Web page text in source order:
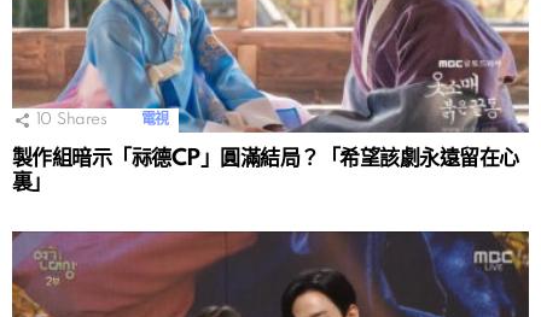
10 Shares 電視
製作組暗示「祘德CP」圓滿結局？「希望該劇永遠留在心
裏」